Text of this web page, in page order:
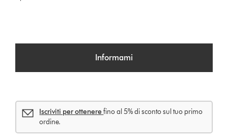
Informami
Iscriviti per ottenerefino al 5% di sconto sul tuo primo
ordine.